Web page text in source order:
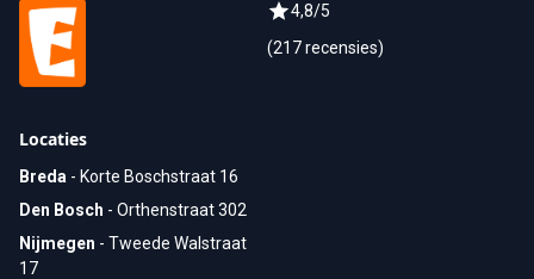
4,8/5
(217 recensies)
Locaties
Breda - Korte Boschstraat 16
Den Bosch - Orthenstraat 302
Nijmegen - Tweede Walstraat
17